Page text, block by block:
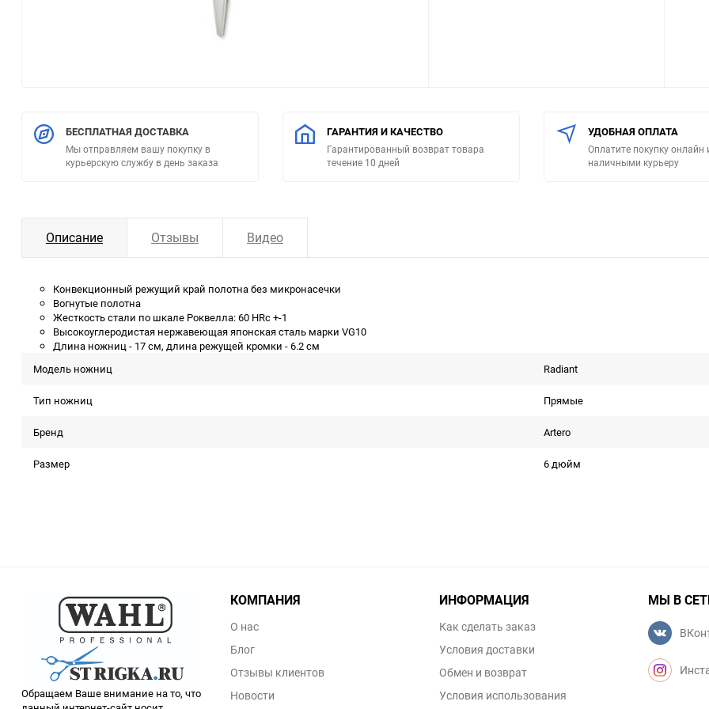
БЕСПЛАТНАЯ ДОСТАВКА
Мы отправляем вашу покупку в
курьерскую службу в день заказа
ГАРАНТИЯ И КАЧЕСТВО
Гарантированный возврат товара
течение 10 дней
УДОБНАЯ ОПЛАТА
Оплатите покупку онлайн
наличными курьеру
Описание Отзывы Видео
Конвекционный режущий край полотна без микронасечки
Вогнутые полотна
Жесткость стали по шкале Роквелла: 60 HRc +-1
Высокоуглеродистая нержавеющая японская сталь марки VG10
Длина ножниц - 17 см, длина режущей кромки - 6.2 см
Модель ножниц
Radiant
Тип ножниц Прямые
Бренд Artero
Размер 6 дюйм
Обращаем Ваше внимание на то, что
КОМПАНИЯ
О нас
Блог
Отзывы клиентов
Новости
ИНФОРМАЦИЯ
Как сделать заказ
Условия доставки
Обмен и возврат
Условия использования
МЫ В